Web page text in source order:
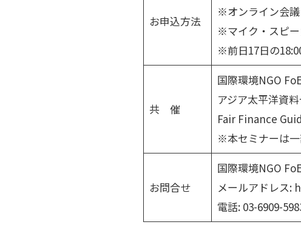
お申込方法
※オンライン会議
※マイク・スピー
※前日17日の
共 催
国際環境NGO
アジア太平洋資料
Fair Finance
※本セミナーは
お問合せ
国際環境NGO
メールアドレス:
電話: 03-6909-